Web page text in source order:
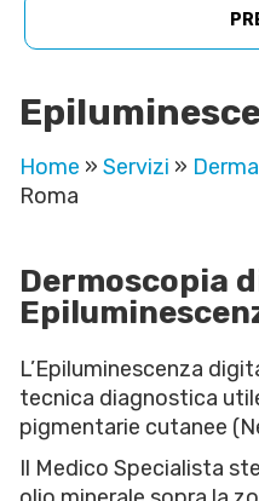
Home » Servizi »
Roma
Dermoscopia
L’Epiluminescenza
tecnica diagnostica
pigmentarie cutanee
Il Medico Specialista